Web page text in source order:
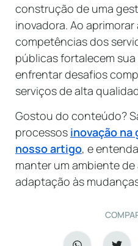
construção de uma
inovadora. Ao
competências dos
públicas fortalecem
enfrentar desafios
serviços de alta
Gostou do conteúdo?
processos inovação na
nosso artigo, e
manter um ambiente
adaptação às